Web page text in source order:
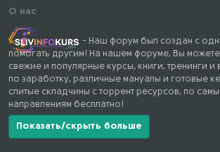
О нас
- Наш форум был создан с
помогать другим! На нашем форуме, Вы
свежие и популярные курсы, книги, тренинги
по заработку, различные мануалы и готовые
слитые складчины с торрент ресурсов, по
направлениям бесплатно!
Показать/скрыть больше